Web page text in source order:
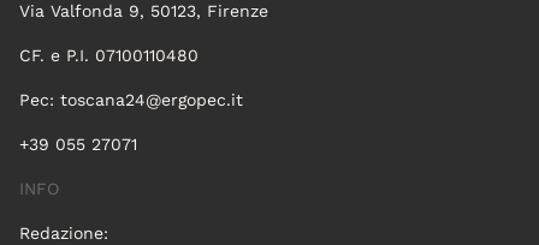
Via Valfonda 9, 50123, Firenze
CF. e P.I. 07100110480
Pec: toscana24@ergopec.it
+39 055 27071
INFO
Redazione: